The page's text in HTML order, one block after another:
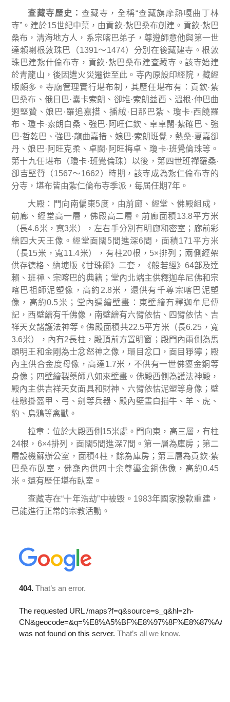
查藏寺歷史 ： 查藏寺，全稱“查藏旗摩熱嘎曲丁林
寺” 。建於15世紀中葉，由貢欽·紮巴桑布創建。貢欽·紮巴
桑布，清海地方人，系宗喀巴弟子，尊遵師意他與第一世
達賴喇根敦珠巴（1391～1474）分別在後藏建寺。根敦
珠巴建紮什倫布寺，貢欽 ·紮巴桑布建查藏寺。該寺始建
於青龍山，後因遭火災遷徙至此。寺內原設印經院，藏經
版頗多。寺廟管理實行堪布制，其歷任堪布有：貢欽·紮
巴桑布、俄日巴·囊卡索朗、卻堆·索朗益西、溫根·仲巴曲
迥堅贊、娘巴 ·羅追嘉措、播絨· 日那巴紮、瓊卡·西饒羅
布、瓊卡·索朗白桑、強巴· 阿旺仁欽、卓卓闊 ·紮確巴、強
巴·哲乾巴、強巴·龍曲嘉措、娘巴·索朗班覺，熱桑·夏嘉卻
丹、娘巴· 阿旺克柔、卓闊 · 阿旺梅卓、瓊卡·班覺倫珠等。
第十九任堪布（瓊卡·班覺倫珠）以後，第四世班禪羅桑·
卻吉堅贊（1567～1662）時期，該寺成為紮仁倫布寺的
分寺，堪布皆由紮仁倫布寺季派，每屆任期7年。
大殿 ： 門向南偏東5度，由前廊、經堂、佛殿組成，
前廊、經堂高一層，佛殿高二層。前廊面積13.8平方米
（長4.6米，寬3米），左右手分別有明廊和密室；廊前彩
繪四大天王像。經堂面闊 5間進深6 間，面積171平方米
（長15米，寬11.4米），有柱20根， 5×排列；兩側經架
供存德格、納塘版《甘珠爾》二套，《般若經》 64部及達
賴、班禪、宗喀巴的典籍；堂內北端主供釋迦牟尼佛和宗
喀巴祖師泥塑像，高約 2.8米，還供有千尊宗喀巴泥塑
像，高約0.5米；堂內遍繪壁畫：東壁繪有釋迦牟尼傳
記，西壁繪有千佛像，南壁繪有六臂依怙、四臂依怙、吉
祥天女諸護法神等。佛殿面積共22.5平方米（長6.25 ，寬
3.6米），內有2長柱，殿頂前方置明窗；殿門內兩側為馬
頭明王和金剛為士忿怒神之像，環目忿口，面目猙獰；殿
內主供合金度母像，高達1.7米，不供有一世佛鎏金銅等
身像；四壁繪製藥師八如來壁畫。佛殿西側為護法神殿，
殿內主供吉祥天女面具和財神、六臂依怙泥塑等身像；壁
柱懸掛盔甲、弓、劍等兵器、殿內壁畫白描牛、羊、虎、
豹、烏鴉等禽獸。
拉章 ：位於大殿西側 15米處。門向東，高三層，有柱
24根， 6×4排列，面闊5間進深7間。第一層為庫房；第二
層設機蘇辦公室，面積4柱，餘為庫房；第三層為貢欽·紮
巴桑布臥室，佛龕內供四十余尊鎏金銅佛像，高約0.45
米。還有歷任堪布臥室。
查藏寺在“十年浩劫”中被毀。 1983年國家撥款重建，
已能進行正常的宗教活動。